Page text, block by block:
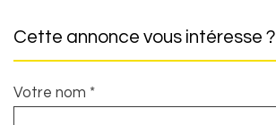
cette annonce vous intéresse ?
Votre nom *